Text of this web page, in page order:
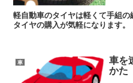
軽自動車のタイヤは軽くて手組
タイヤの購入が気軽になります。
車 車を
かた